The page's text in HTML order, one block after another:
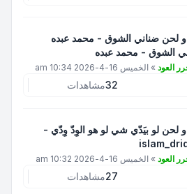
او لحن ضناني الشوق - محمد عبده
الشوق - محمد عبده
العود » الخميس 16-4-2026 10:34 am
32مشاهدات
لحن لو بيَدّي شي لو هو الوِدّ وِدّي -
العود » الخميس 16-4-2026 10:32 am
27مشاهدات